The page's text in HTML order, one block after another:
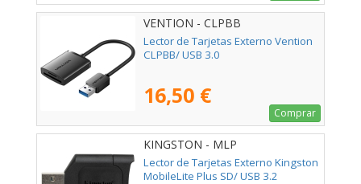
VENTION - CLPBB
Lector de Tarjetas Externo Vention
CLPBB/ USB 3.0
16,50 €
Comprar
KINGSTON - MLP
Lector de Tarjetas Externo Kingston
MobileLite Plus SD/ USB 3.2